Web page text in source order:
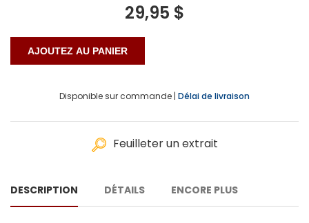
29,95 $
Disponible sur commande | Délai de livraison
Feuilleter un extrait
DESCRIPTION DÉTAILS ENCORE PLUS